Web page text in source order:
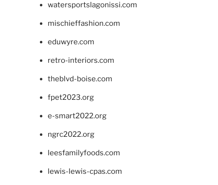
watersportslagonissi.com
mischieffashion.com
eduwyre.com
retro-interiors.com
theblvd-boise.com
fpet2023.org
e-smart2022.org
ngrc2022.org
leesfamilyfoods.com
lewis-lewis-cpas.com